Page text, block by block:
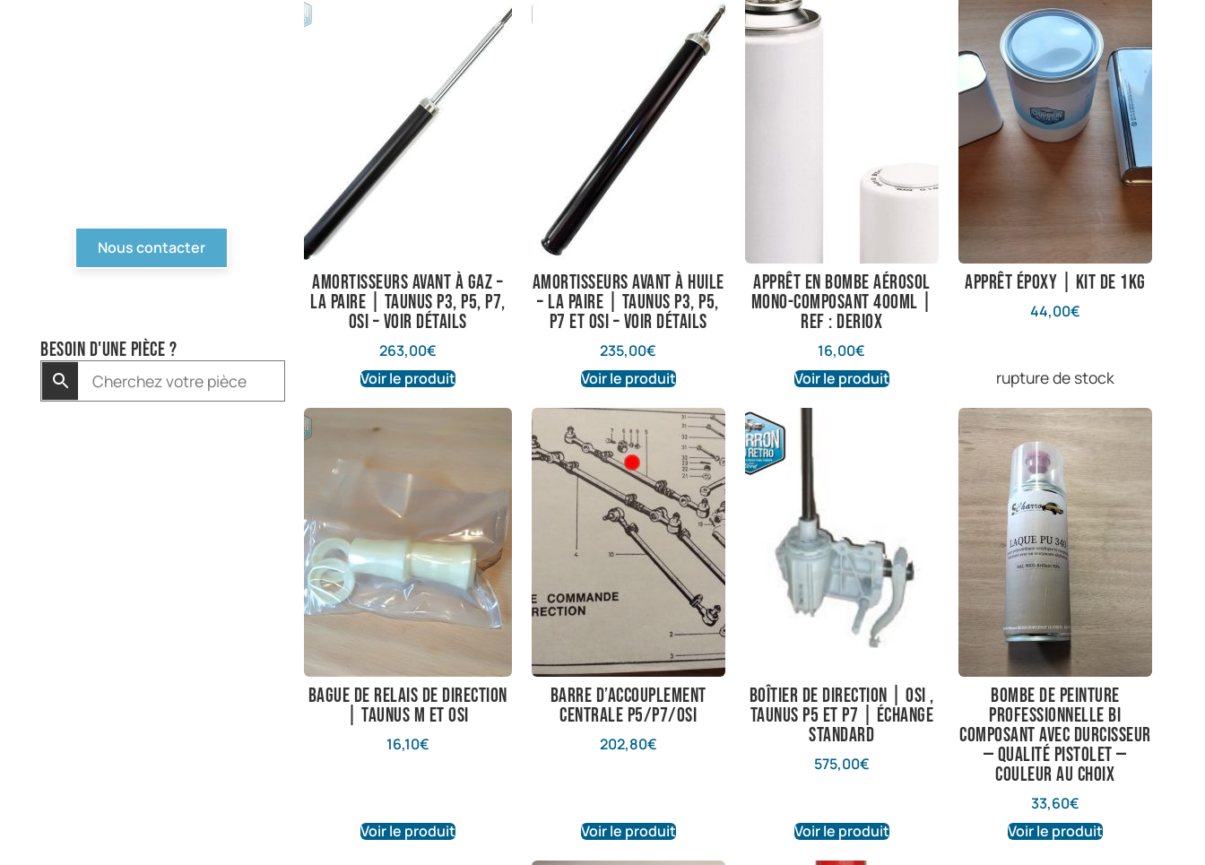
Nous contacter
Besoin d'une pièce ?
Amortisseurs avant à gaz –
La paire | Taunus P3, P5, P7,
OSI – voir détails
263,00€
Voir le produit
Amortisseurs avant à huile
– La paire | Taunus P3, P5,
P7 et OSI – voir détails
235,00€
Voir le produit
Apprêt en bombe aérosol
mono-composant 400ML |
Ref : Deriox
16,00€
Voir le produit
Apprêt époxy | Kit de 1kg
44,00€
rupture de stock
Bague de relais de direction
| Taunus M et Osi
16,10€
Voir le produit
barre d’accouplement
centrale P5/P7/OSI
202,80€
Voir le produit
Boîtier de direction | OSI ,
Taunus P5 et P7 | Échange
standard
575,00€
Voir le produit
Bombe de peinture
professionnelle bi
composant avec durcisseur
— qualité pistolet —
couleur au choix
33,60€
Voir le produit